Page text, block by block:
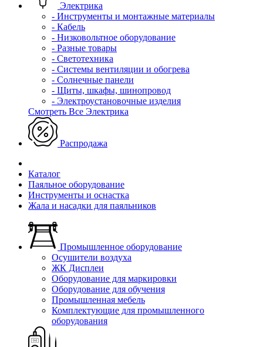
Электрика
- Инструменты и монтажные материалы
- Кабель
- Низковольтное оборудование
- Разные товары
- Светотехника
- Системы вентиляции и обогрева
- Солнечные панели
- Щиты, шкафы, шинопровод
- Электроустановочные изделия
Смотреть Все Электрика
Распродажа
Каталог
Паяльное оборудование
Инструменты и оснастка
Жала и насадки для паяльников
Промышленное оборудование
Осушители воздуха
ЖК Дисплеи
Оборудование для маркировки
Оборудование для обучения
Промышленная мебель
Комплектующие для промышленного
оборудования